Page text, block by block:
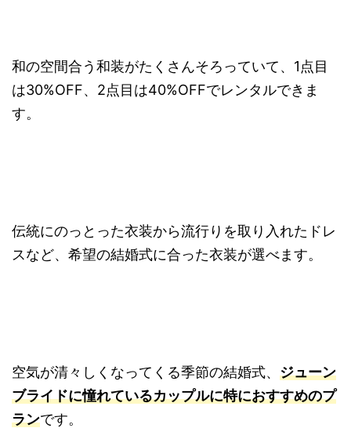
和の空間合う和装がたくさんそろっていて、1点目
は30%OFF、2点目は40%OFFでレンタルできま
す。
伝統にのっとった衣装から流行りを取り入れたドレ
スなど、希望の結婚式に合った衣装が選べます。
空気が清々しくなってくる季節の結婚式、 ジューン
ブライドに憧れているカップルに特におすすめのプ
ランです。